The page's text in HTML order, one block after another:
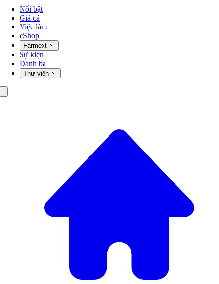
Nổi bật
Giá cả
Việc làm
eShop
Farmext
Sự kiện
Danh bạ
Thư viện